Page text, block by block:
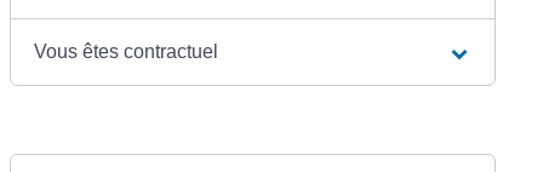
Vous êtes contractuel